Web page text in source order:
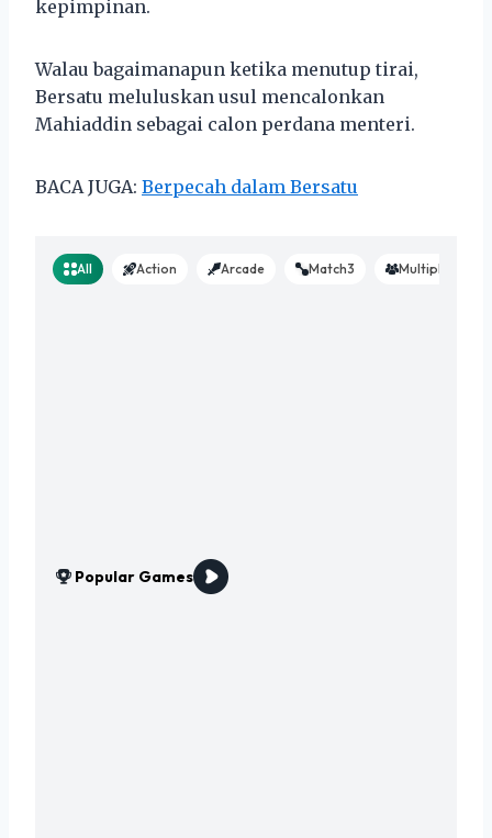
kepimpinan.
Walau bagaimanapun ketika menutup tirai,
Bersatu meluluskan usul mencalonkan
Mahiaddin sebagai calon perdana menteri.
BACA JUGA: Berpecah dalam Bersatu